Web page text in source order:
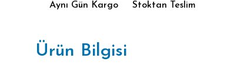
Aynı Gün Kargo Stoktan Teslim
Ürün Bilgisi